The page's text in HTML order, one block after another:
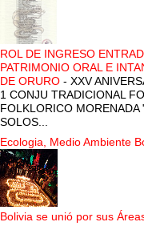
ROL DE INGRESO
PATRIMONIO ORAL E
DE ORURO - XXV
1 CONJU TRADICIONAL
FOLKLORICO
SOLOS...
Ecologia, Medio Ambiente
Bolivia se unió por sus